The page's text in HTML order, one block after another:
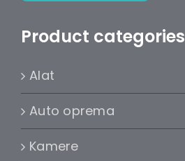
Product categories
Alat
Auto oprema
Kamere